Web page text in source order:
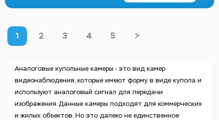
1 2 3 4 5 >
Аналоговые купольные камеры - это вид камер
видеонаблюдения, которые имеют форму в виде купола и
используют аналоговый сигнал для передачи
изображения. Данные камеры подходят для коммерческих
и жилых объектов. Но это далеко не единственное